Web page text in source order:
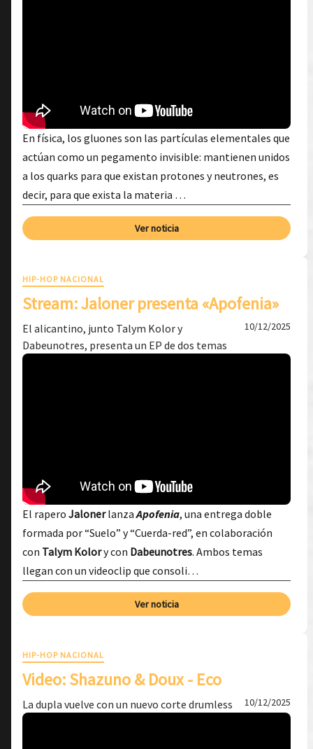
En física, los gluones son las partículas elementales que
actúan como un pegamento invisible: mantienen unidos
a los quarks para que existan protones y neutrones, es
decir, para que exista la materia …
Ver noticia
HIP-HOP NACIONAL
Stream: Jaloner presenta «Apofenia»
El alicantino, junto Talym Kolor y
Dabeunotres, presenta un EP de dos temas
10/12/2025
El rapero JalonerlanzaApofenia, una entrega doble
formada por “Suelo” y “Cuerda-red”, en colaboración
con Talym Kolory con Dabeunotres. Ambos temas
llegan con un videoclip que consoli…
Ver noticia
HIP-HOP NACIONAL
Video: Shazuno & Doux - Eco
La dupla vuelve con un nuevo corte drumless 10/12/2025